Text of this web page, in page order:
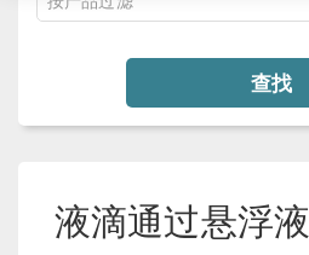
查找
液滴通过悬浮